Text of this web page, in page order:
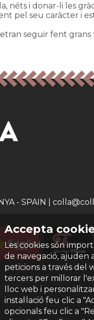
néts i donar-li les
pel seu caràcter i
seguir fent grans
Accepta
Les cookies són
de navegació, ajuden
peticions a través del
tercers per millorar
lloc web i
instal·lació feu clic a
opcionals feu clic a
- SPAIN |